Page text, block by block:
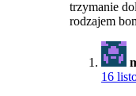
trzymanie
rodzajem
16